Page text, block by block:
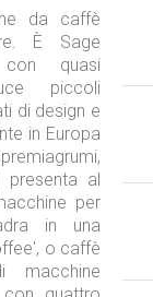
da caffè
È Sage
con quasi
piccoli
di design e
in Europa
al
per
in una
o caffè